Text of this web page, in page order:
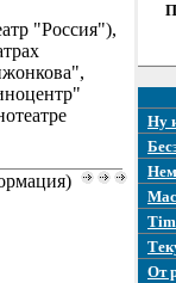
"Россия"),
Ну
От